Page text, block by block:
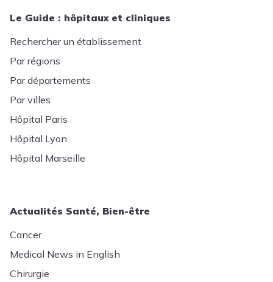
Le Guide : hôpitaux et cliniques
Rechercher un établissement
Par régions
Par départements
Par villes
Hôpital Paris
Hôpital Lyon
Hôpital Marseille
Actualités Santé, Bien-être
Cancer
Medical News in English
Chirurgie